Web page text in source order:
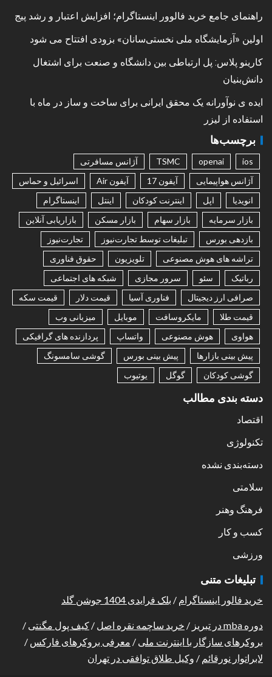
راهنمای جامع خرید فالوور اینستاگرام؛ افزایش اعتبار و رشد پیج
اولین «آزمایشگاه ملی نخستی‌سانان» بزودی افتتاح می شود
کارینو پلاس: پل ارتباطی بین دانشگاه و صنعت برای اشتغال
دانش‌بنیان
ایده ی نوآورانه یک محقق ایرانی برای ساخت و ساز در ماه با
استفاده از لیزر
برچسب‌ها
ios
openai
TSMC
آژانس مسافرتی
آژانس هواپیمایی
آیفون 17 آیفون Air
اسرائیل و حماس
انویدیا
اپل اینترنت کودکان اینتل
اینستاگرام
بازار سرمایه
بازار سهام بازار مسکن
بازاریابی آنلاین
بازدهی بورس
تبلیغات توسط تجارت‌نیوز
تجارت‌نیوز
تراشه های هوش مصنوعی
تلویزیون
حقوق فناوری
رباتیک
سئو سرور مجازی
شبکه های اجتماعی
صرافی ارز دیجیتال
فناوری آسیا قیمت دلار
قیمت سکه
قیمت طلا
مایکروسافت موبایل
میزبانی وب
هواوی
هوش مصنوعی واتساپ
پردازنده های گرافیکی
پیش بینی بازارها
پیش بینی بورس
گوشی سامسونگ
گوشی کودکان
گوگل یوتیوب
دسته بندی مطالب
اقتصاد
تکنولوژی
دسته‌بندی نشده
سلامتی
فرهنگ وهنر
کسب و کار
ورزشی
تبلیغات متنی
خرید فالور اینستاگرام / بلک فرایدی 1404 جوشن گلد
دوره mba در تبریز / خرید ساچمه نقره اصل / کیف پول مگنتی /
بروکرهای سازگار با اینترنت ملی / معرفی بروکرهای فارکس /
لابراتوار نورقائم / وکیل طلاق توافقی در تهران